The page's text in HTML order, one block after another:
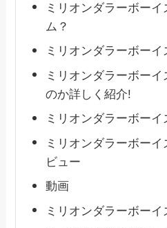
ミリオンダラーボー
ム？
ミリオンダラーボーイ
ミリオンダラーボー
のか詳しく紹介!
ミリオンダラーボー
ミリオンダラーボー
ビュー
動画
ミリオンダラーボー